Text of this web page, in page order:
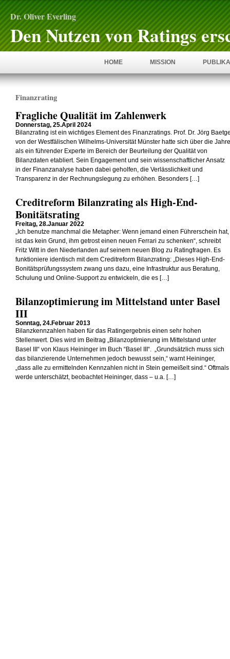
Dr. Oliver Everling
Den Nutzen von Ratings
HOME MISSION
Finanzrating
Fragliche Qualität im Zahlenwerk
Donnerstag, 25.April 2024
Bilanzrating ist ein wichtiges Element des Finanzratings. Prof. Dr. Jörg
von der Westfälischen Wilhelms-Universität Münster hatte sich über die Jahre
als ein führender Experte im Bereich der Beurteilung der Qualität von
Bilanzdaten etabliert. Sein Engagement und sein wissenschaftlicher Ansatz
in der Finanzanalyse haben dabei geholfen, die Verlässlichkeit und
Transparenz in der Rechnungslegung zu erhöhen. Besonders […]
Creditreform Bilanzrating als High-End-
Bonitätsrating
Freitag, 28.Januar 2022
„Ich benutze manchmal die Metapher: Wenn jemand einen Führerschein hat,
ist das kein Grund, ihm getrost einen neuen Ferrari zu schenken“, schreibt
Fritz Witt in den Niederlanden auf seinem neuen Blog zu Ratingfragen. Es
funktioniere identisch mit dem Creditreform Bilanzrating: „Dieses High-End-
Bonitätsprüfungssystem zwang uns dazu, eine Infrastruktur aus Beratung,
Schulung und Online-Support zu entwickeln, die es […]
Bilanzoptimierung im Mittelstand unter Basel
III
Sonntag, 24.Februar 2013
Bilanzkennzahlen haben für das Ratingergebnis einen sehr hohen
Stellenwert. Dies wird im Beitrag „Bilanzoptimierung im Mittelstand unter
Basel III“ von Klaus Heininger im Buch “Basel III“. „Grundsätzlich muss sich
das bilanzierende Unternehmen jedoch bewusst sein,“ warnt Heininger,
„dass alle zu ermittelnden Kennzahlen nicht in Stein gemeißelt sind.“ Oftmals
werde unterschätzt, beobachtet Heininger, dass – u.a. […]